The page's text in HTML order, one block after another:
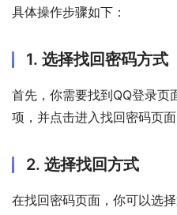
具体操作步骤如下：
1. 选择找回密码方式
首先，你需要找到QQ登录页
项，并点击进入找回密码页面
2. 选择找回方式
在找回密码页面，你可以选